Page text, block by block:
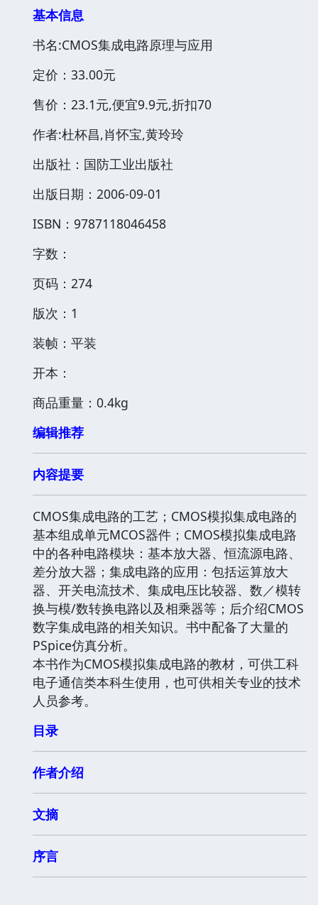
基本信息
书名:CMOS集成电路原理与应用
定价：33.00元
售价：23.1元,便宜9.9元,折扣70
作者:杜杯昌,肖怀宝,黄玲玲
出版社：国防工业出版社
出版日期：2006-09-01
ISBN：9787118046458
字数：
页码：274
版次：1
装帧：平装
开本：
商品重量：0.4kg
编辑推荐
内容提要
CMOS集成电路的工艺；CMOS模拟集成电路的
基本组成单元MCOS器件；CMOS模拟集成电路
中的各种电路模块：基本放大器、恒流源电路、
差分放大器；集成电路的应用：包括运算放大
器、开关电流技术、集成电压比较器、数／模转
换与模/数转换电路以及相乘器等；后介绍CMOS
数字集成电路的相关知识。书中配备了大量的
PSpice仿真分析。
本书作为CMOS模拟集成电路的教材，可供工科
电子通信类本科生使用，也可供相关专业的技术
人员参考。
目录
作者介绍
文摘
序言